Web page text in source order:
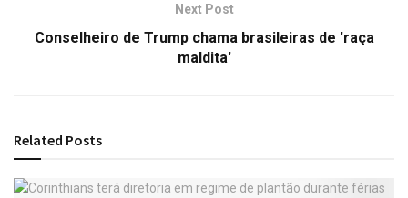
Next Post
Conselheiro de Trump chama brasileiras de 'raça
maldita'
Related Posts